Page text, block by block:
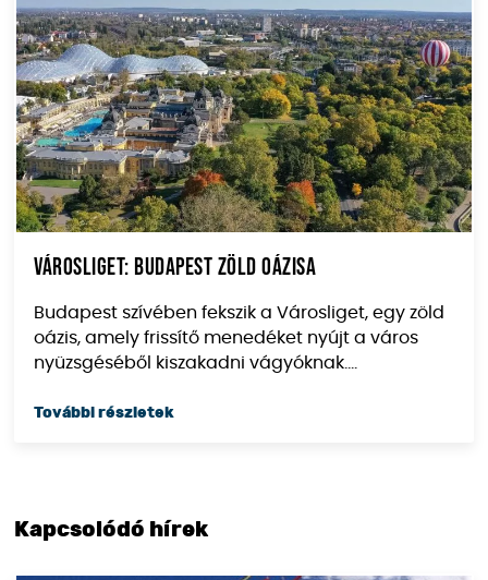
Városliget: Budapest zöld oázisa
Budapest szívében fekszik a Városliget, egy zöld
oázis, amely frissítő menedéket nyújt a város
nyüzsgéséből kiszakadni vágyóknak....
Kapcsolódó hírek